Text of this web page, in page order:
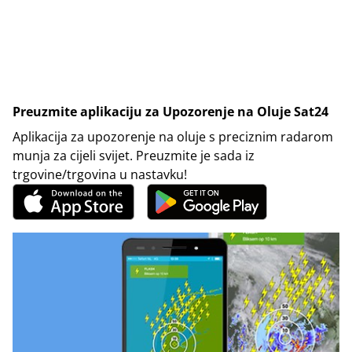
Preuzmite aplikaciju za Upozorenje na Oluje Sat24
Aplikacija za upozorenje na oluje s preciznim radarom
munja za cijeli svijet. Preuzmite je sada iz
trgovine/trgovina u nastavku!